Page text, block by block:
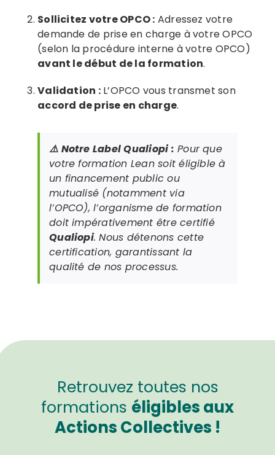
Sollicitez votre OPCO : Adressez votre
demande de prise en charge à votre OPCO
(selon la procédure interne à votre OPCO)
avant le début de la formation.
Validation :L’OPCO vous transmet son
accord de prise en charge.
⚠️ Notre Label Qualiopi : Pour que
votre formation Lean soit éligible à
un financement public ou
mutualisé (notamment via
l’OPCO), l’organisme de formation
doit impérativement être certifié
Qualiopi. Nous détenons cette
certification, garantissant la
qualité de nos processus.
Retrouvez toutes nos
formations éligibles aux
Actions Collectives !